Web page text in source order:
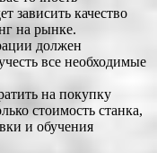
зависить качество
на рынке.
должен
все необходимые
на покупку
стоимость станка,
и обучения